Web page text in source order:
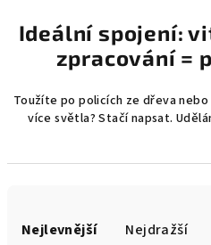
Ideální spojení:
zpracování =
Toužíte po policích ze dřeva
více světla? Stačí napsat.
Nejlevnější Nejdražší